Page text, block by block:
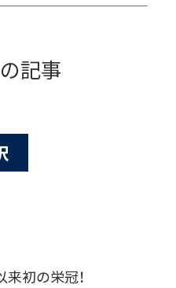
記事
初の栄冠！